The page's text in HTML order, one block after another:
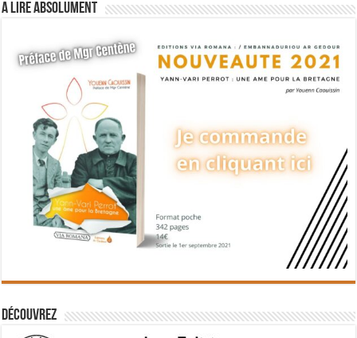
A lire absolument
Découvrez